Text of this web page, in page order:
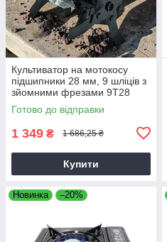
Культиватор на мотокосу
підшипники 28 мм, 9 шліців з
зйомними фрезами 9T28
Готово до відправки
1 349 ₴ 1 686,25 ₴
Купити
Новинка –20%